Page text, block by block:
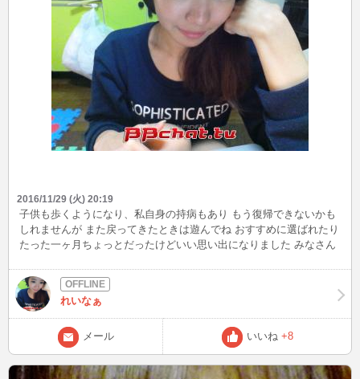
2016/11/29 (火) 20:19
子供も歩くようになり、私自身の持病もあり もう復帰できないかも
しれませんが また戻ってきたときは遊んでね おすすめに選ばれたり
たった一ヶ月ちょっとだったけどいい思い出になりました みなさん
迷っています ではまた
れいなぁ
メール いいね +8